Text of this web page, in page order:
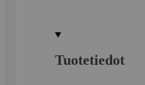
Tuotetiedot